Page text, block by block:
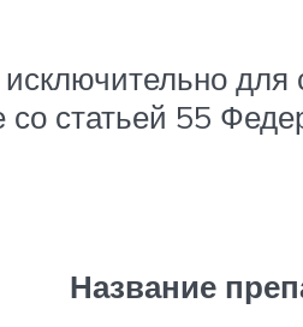
со статьей 55
Название